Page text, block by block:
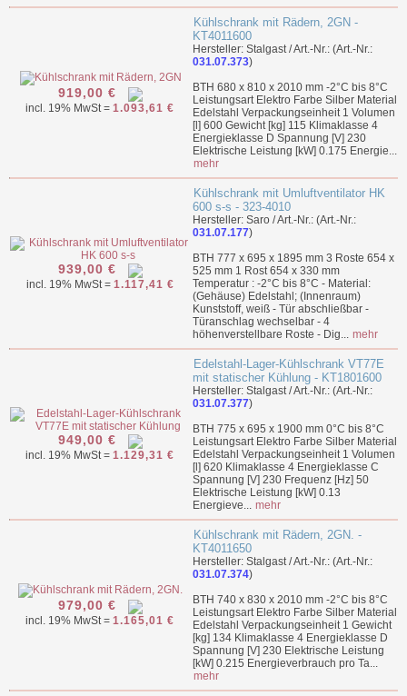
919,00 €
incl. 19% MwSt = 1.093,61 €
Kühlschrank mit Rädern, 2GN -
KT4011600
Hersteller: Stalgast / Art.-Nr.: (Art.-Nr.:
031.07.373)
BTH 680 x 810 x 2010 mm -2°C bis 8°C
Leistungsart Elektro Farbe Silber Material
Edelstahl Verpackungseinheit 1 Volumen
[l] 600 Gewicht [kg] 115 Klimaklasse 4
Energieklasse D Spannung [V] 230
Elektrische Leistung [kW] 0.175 Energie...
mehr
939,00 €
incl. 19% MwSt = 1.117,41 €
Kühlschrank mit Umluftventilator HK
600 s-s - 323-4010
Hersteller: Saro / Art.-Nr.: (Art.-Nr.:
031.07.177)
BTH 777 x 695 x 1895 mm 3 Roste 654 x
525 mm 1 Rost 654 x 330 mm
Temperatur : -2°C bis 8°C - Material:
(Gehäuse) Edelstahl; (Innenraum)
Kunststoff, weiß - Tür abschließbar -
Türanschlag wechselbar - 4
höhenverstellbare Roste - Dig... mehr
949,00 €
incl. 19% MwSt = 1.129,31 €
Edelstahl-Lager-Kühlschrank VT77E
mit statischer Kühlung - KT1801600
Hersteller: Stalgast / Art.-Nr.: (Art.-Nr.:
031.07.377)
BTH 775 x 695 x 1900 mm 0°C bis 8°C
Leistungsart Elektro Farbe Silber Material
Edelstahl Verpackungseinheit 1 Volumen
[l] 620 Klimaklasse 4 Energieklasse C
Spannung [V] 230 Frequenz [Hz] 50
Elektrische Leistung [kW] 0.13
Energieve... mehr
979,00 €
incl. 19% MwSt = 1.165,01 €
Kühlschrank mit Rädern, 2GN. -
KT4011650
Hersteller: Stalgast / Art.-Nr.: (Art.-Nr.:
031.07.374)
BTH 740 x 830 x 2010 mm -2°C bis 8°C
Leistungsart Elektro Farbe Silber Material
Edelstahl Verpackungseinheit 1 Gewicht
[kg] 134 Klimaklasse 4 Energieklasse D
Spannung [V] 230 Elektrische Leistung
[kW] 0.215 Energieverbrauch pro Ta...
mehr